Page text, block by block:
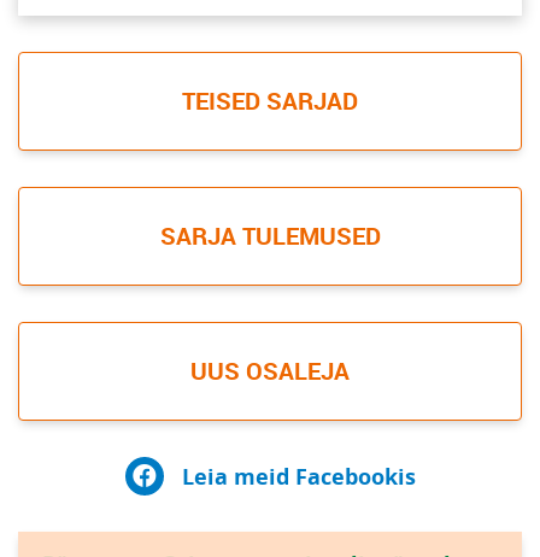
TEISED SARJAD
SARJA TULEMUSED
UUS OSALEJA
Leia meid Facebookis